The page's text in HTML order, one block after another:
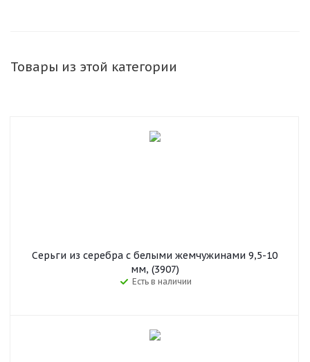
Товары из этой категории
Серьги из серебра с белыми жемчужинами 9,5-10
мм, (3907)
Есть в наличии